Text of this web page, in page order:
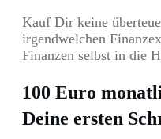
Kauf Dir keine
irgendwelchen
Finanzen selbst in die
100 Euro
Deine ersten